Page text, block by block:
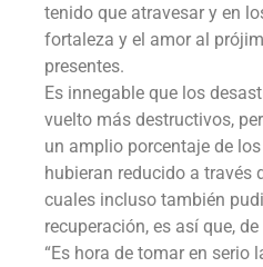
tenido que atravesar y en
fortaleza y el amor al
presentes.
Es innegable que los
vuelto más destructivos,
un amplio porcentaje de
hubieran reducido a través
cuales incluso también
recuperación, es así que,
“Es hora de tomar en serio